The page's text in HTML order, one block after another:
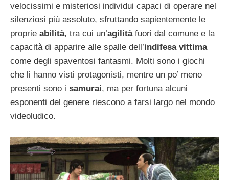
velocissimi e misteriosi individui capaci di operare nel
silenziosi più assoluto, sfruttando sapientemente le
proprie abilità, tra cui un’agilità fuori dal comune e la
capacità di apparire alle spalle dell’indifesa vittima
come degli spaventosi fantasmi. Molti sono i giochi
che li hanno visti protagonisti, mentre un po’ meno
presenti sono i samurai, ma per fortuna alcuni
esponenti del genere riescono a farsi largo nel mondo
videoludico.